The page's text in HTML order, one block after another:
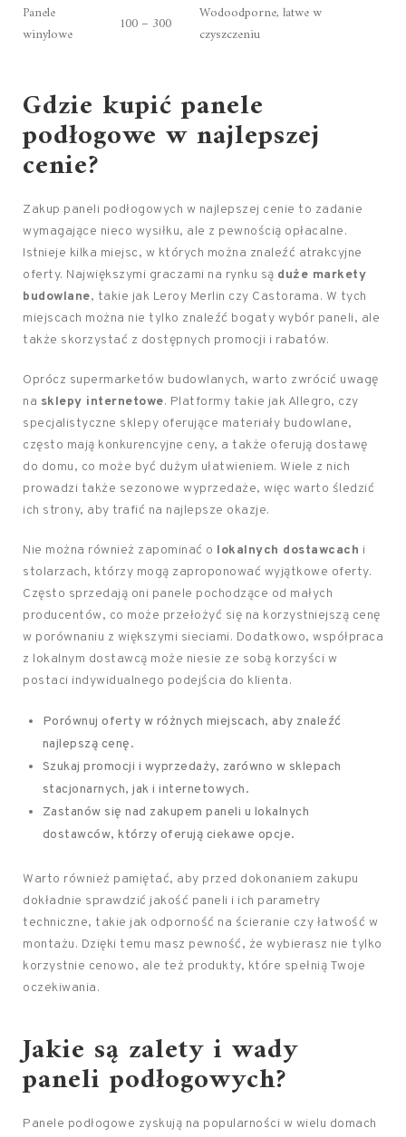
Panele
winylowe
100 – 300
Wodoodporne, łatwe w
czyszczeniu
Gdzie kupić panele
podłogowe w najlepszej
cenie?
Zakup paneli podłogowych w najlepszej cenie to zadanie
wymagające nieco wysiłku, ale z pewnością opłacalne.
Istnieje kilka miejsc, w których można znaleźć atrakcyjne
oferty. Największymi graczami na rynku są duże markety
budowlane, takie jak Leroy Merlin czy Castorama. W tych
miejscach można nie tylko znaleźć bogaty wybór paneli, ale
także skorzystać z dostępnych promocji i rabatów.
Oprócz supermarketów budowlanych, warto zwrócić uwagę
na sklepy internetowe. Platformy takie jak Allegro, czy
specjalistyczne sklepy oferujące materiały budowlane,
często mają konkurencyjne ceny, a także oferują dostawę
do domu, co może być dużym ułatwieniem. Wiele z nich
prowadzi także sezonowe wyprzedaże, więc warto śledzić
ich strony, aby trafić na najlepsze okazje.
Nie można również zapominać o lokalnych dostawcach i
stolarzach, którzy mogą zaproponować wyjątkowe oferty.
Często sprzedają oni panele pochodzące od małych
producentów, co może przełożyć się na korzystniejszą cenę
w porównaniu z większymi sieciami. Dodatkowo, współpraca
z lokalnym dostawcą może niesie ze sobą korzyści w
postaci indywidualnego podejścia do klienta.
Porównuj oferty w różnych miejscach, aby znaleźć
najlepszą cenę.
Szukaj promocji i wyprzedaży, zarówno w sklepach
stacjonarnych, jak i internetowych.
Zastanów się nad zakupem paneli u lokalnych
dostawców, którzy oferują ciekawe opcje.
Warto również pamiętać, aby przed dokonaniem zakupu
dokładnie sprawdzić jakość paneli i ich parametry
techniczne, takie jak odporność na ścieranie czy łatwość w
montażu. Dzięki temu masz pewność, że wybierasz nie tylko
korzystnie cenowo, ale też produkty, które spełnią Twoje
oczekiwania.
Jakie są zalety i wady
paneli podłogowych?
Panele podłogowe zyskują na popularności w wielu domach